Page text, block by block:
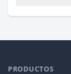
PRODUCTOS